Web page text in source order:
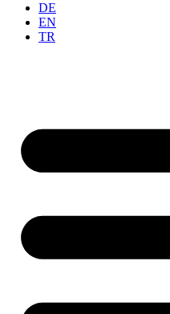
DE
EN
TR